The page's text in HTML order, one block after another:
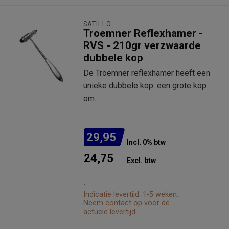
SATILLO
Troemner Reflexhamer -
RVS - 210gr verzwaarde
dubbele kop
De Troemner reflexhamer heeft een
unieke dubbele kop: een grote kop
om...
29,95 Incl. 0% btw
24,75 Excl. btw
.
Indicatie levertijd: 1-5 weken.
Neem contact op voor de
actuele levertijd.